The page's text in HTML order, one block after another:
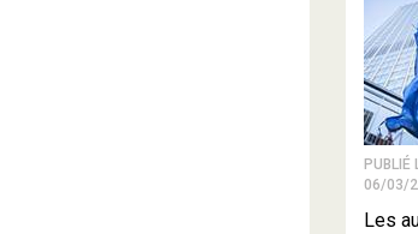
06/03/
Les